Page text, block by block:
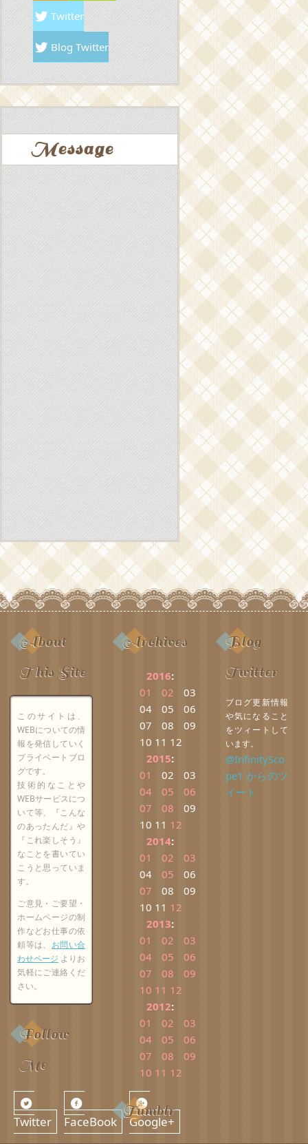
Twitter
Blog Twitter
Message
About
This Site
このサイトは、
WEBについての情
報を発信していく
プライベートブロ
グです。
技術的なことや
WEBサービスにつ
いて等、『こんな
のあったんだ』や
『これ楽しそう』
なことを書いてい
こうと思っていま
す。
ご意見・ご要望・
ホームページの制
作などお仕事の依
頼等は、 お問い合
わせページ よりお
気軽にご連絡くだ
さい。
Follow
Me
Twitter FaceBook Google+
Archives
2016:
01
02
03
04
05
06
07
08
09
10 11 12
2015:
01
02
03
04
05
06
07
08
09
10 11 12
2014:
01
02
03
04
05
06
07
08
09
10 11 12
2013:
01
02
03
04
05
06
07
08
09
10 11 12
2012:
01
02
03
04
05
06
07
08
09
10 11 12
Tumblr
Blog
Twitter
ブログ更新情報
や気になること
をツィートして
います。
@InfinitySco
pe1 からのツ
イート